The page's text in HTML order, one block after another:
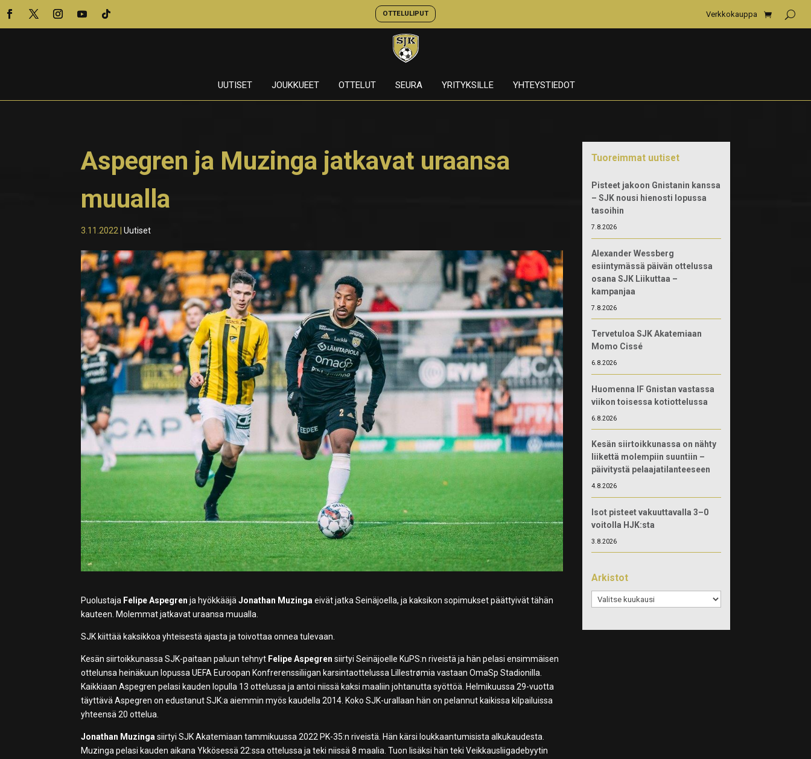
OTTELULIPUT Verkkokauppa
UUTISET JOUKKUEET OTTELUT SEURA YRITYKSILLE YHTEYSTIEDOT
Aspegren ja Muzinga jatkavat uraansa
muualla
3.11.2022 |Uutiset
Puolustaja Felipe Aspegren ja hyökkääjäJonathan Muzingaeivät jatka Seinäjoella, ja kaksikon sopimukset päättyivät tähän
kauteen. Molemmat jatkavat uraansa muualla.
SJK kiittää kaksikkoa yhteisestä ajasta ja toivottaa onnea tulevaan.
Kesän siirtoikkunassa SJK-paitaan paluun tehnyt Felipe Aspegren siirtyi Seinäjoelle KuPS:n riveistä ja hän pelasi ensimmäisen
ottelunsa heinäkuun lopussa UEFA Euroopan Konfrerenssiliigan karsintaottelussa Lillestrømia vastaan OmaSp Stadionilla.
Kaikkiaan Aspegren pelasi kauden lopulla 13 ottelussa ja antoi niissä kaksi maaliin johtanutta syöttöä. Helmikuussa 29-vuotta
täyttävä Aspegren on edustanut SJK:a aiemmin myös kaudella 2014. Koko SJK-urallaan hän on pelannut kaikissa kilpailuissa
yhteensä 20 ottelua.
Jonathan Muzingasiirtyi SJK Akatemiaan tammikuussa 2022 PK-35:n riveistä. Hän kärsi loukkaantumisista alkukaudesta.
Muzinga pelasi kauden aikana Ykkösessä 22:ssa ottelussa ja teki niissä 8 maalia. Tuon lisäksi hän teki Veikkausliigadebyytin
Tuoreimmat uutiset
Pisteet jakoon Gnistanin kanssa
– SJK nousi hienosti lopussa
tasoihin
7.8.2026
Alexander Wessberg
esiintymässä päivän ottelussa
osana SJK Liikuttaa –
kampanjaa
7.8.2026
Tervetuloa SJK Akatemiaan
Momo Cissé
6.8.2026
Huomenna IF Gnistan vastassa
viikon toisessa kotiottelussa
6.8.2026
Kesän siirtoikkunassa on nähty
liikettä molempiin suuntiin –
päivitystä pelaajatilanteeseen
4.8.2026
Isot pisteet vakuuttavalla 3–0
voitolla HJK:sta
3.8.2026
Arkistot
Arkistot